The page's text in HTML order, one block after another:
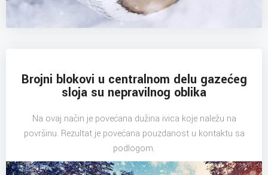
Brojni blokovi u centralnom delu gazećeg
sloja su nepravilnog oblika
Na ovaj način je povećana dužina ivica koje naležu na
površinu. Rezultat je povećana pouzdanost u kontaktu sa
podlogom.